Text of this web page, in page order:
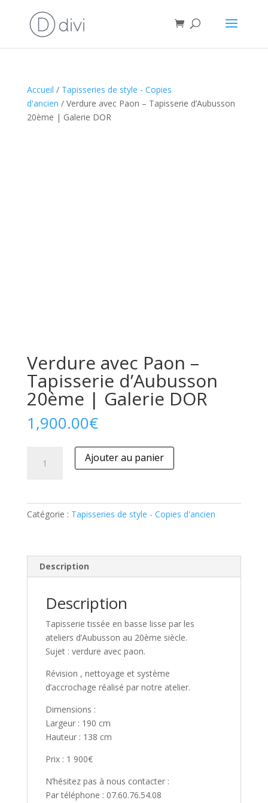
Accueil / Tapisseries de style - Copies
d'ancien / Verdure avec Paon – Tapisserie d’Aubusson
20ème | Galerie DOR
Verdure avec Paon –
Tapisserie d’Aubusson
20ème | Galerie DOR
1,900.00€
20ème
|
Ajouter au panier
Catégorie : Tapisseries de style - Copies d'ancien
Description
Description
Tapisserie tissée en basse lisse par les
ateliers d’Aubusson au 20ème siècle.
Sujet : verdure avec paon.
Révision , nettoyage et système
d’accrochage réalisé par notre atelier.
Dimensions :
Largeur : 190 cm
Hauteur : 138 cm
Prix : 1 900€
N’hésitez pas à nous contacter :
Par téléphone : 07.60.76.54.08